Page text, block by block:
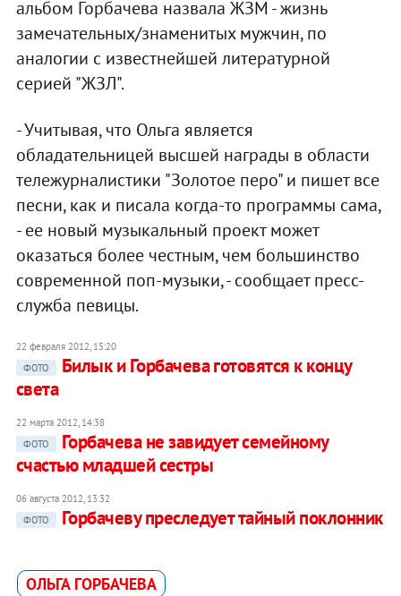
альбом Горбачева назвала ЖЗМ - жизнь
замечательных/знаменитых мужчин, по
аналогии с известнейшей литературной
серией "ЖЗЛ".
- Учитывая, что Ольга является
обладательницей высшей награды в области
тележурналистики "Золотое перо" и пишет все
песни, как и писала когда-то программы сама,
- ее новый музыкальный проект может
оказаться более честным, чем большинство
современной поп-музыки, - сообщает пресс-
служба певицы.
22 февраля 2012, 15:20
ФОТО
Билык и Горбачева готовятся к концу
света
22 марта 2012, 14:38
ФОТО
Горбачева не завидует семейному
счастью младшей сестры
06 августа 2012, 13:32
ФОТО
Горбачеву преследует тайный поклонник
ОЛЬГА ГОРБАЧЕВА